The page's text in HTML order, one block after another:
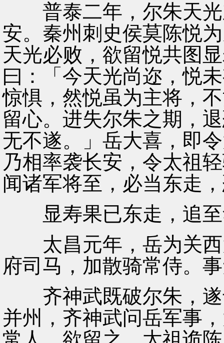
普泰二年，尔朱天光
安。秦州刺史侯莫陈悦
天光必败，欲留悦共图
曰：「今天光尚迩，悦
惊惧，然悦虽为主将，
留心。进失尔朱之期，
无不遂。」岳大喜，即
乃相率袭长安，令太祖
闻诸军将至，必当东走
显寿果已东走，追至
太昌元年，岳为关西
府司马，加散骑常侍。
齐神武既破尔朱，遂
并州，齐神武问岳军事